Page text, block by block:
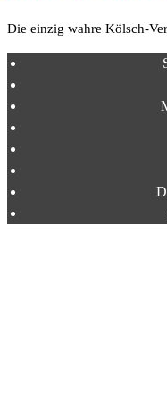
Die einzig wahre Kölsch-